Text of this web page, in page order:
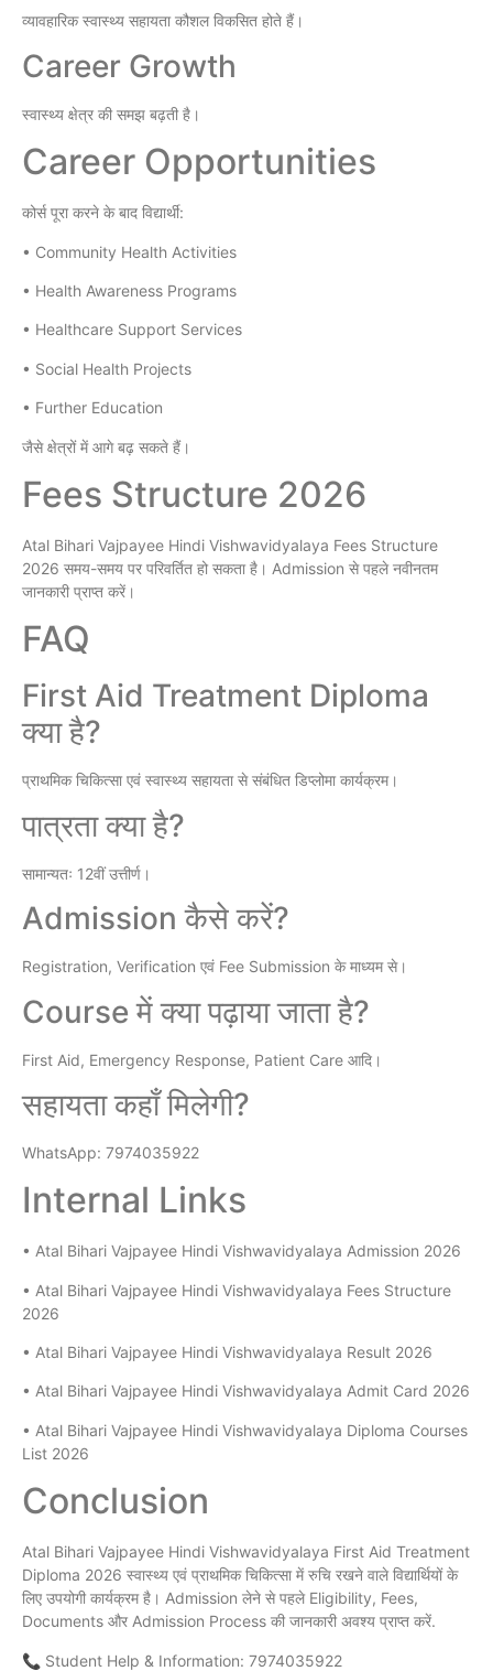
व्यावहारिक स्वास्थ्य सहायता कौशल विकसित होते हैं।
Career Growth
स्वास्थ्य क्षेत्र की समझ बढ़ती है।
Career Opportunities
कोर्स पूरा करने के बाद विद्यार्थी:
• Community Health Activities
• Health Awareness Programs
• Healthcare Support Services
• Social Health Projects
• Further Education
जैसे क्षेत्रों में आगे बढ़ सकते हैं।
Fees Structure 2026
Atal Bihari Vajpayee Hindi Vishwavidyalaya Fees Structure
2026 समय-समय पर परिवर्तित हो सकता है। Admission से पहले नवीनतम
जानकारी प्राप्त करें।
FAQ
First Aid Treatment Diploma
क्या है?
प्राथमिक चिकित्सा एवं स्वास्थ्य सहायता से संबंधित डिप्लोमा कार्यक्रम।
पात्रता क्या है?
सामान्यतः 12वीं उत्तीर्ण।
Admission कैसे करें?
Registration, Verification एवं Fee Submission के माध्यम से।
Course में क्या पढ़ाया जाता है?
First Aid, Emergency Response, Patient Care आदि।
सहायता कहाँ मिलेगी?
WhatsApp: 7974035922
Internal Links
• Atal Bihari Vajpayee Hindi Vishwavidyalaya Admission 2026
• Atal Bihari Vajpayee Hindi Vishwavidyalaya Fees Structure
2026
• Atal Bihari Vajpayee Hindi Vishwavidyalaya Result 2026
• Atal Bihari Vajpayee Hindi Vishwavidyalaya Admit Card 2026
• Atal Bihari Vajpayee Hindi Vishwavidyalaya Diploma Courses
List 2026
Conclusion
Atal Bihari Vajpayee Hindi Vishwavidyalaya First Aid Treatment
Diploma 2026 स्वास्थ्य एवं प्राथमिक चिकित्सा में रुचि रखने वाले विद्यार्थियों के
लिए उपयोगी कार्यक्रम है। Admission लेने से पहले Eligibility, Fees,
Documents और Admission Process की जानकारी अवश्य प्राप्त करें.
📞 Student Help & Information: 7974035922